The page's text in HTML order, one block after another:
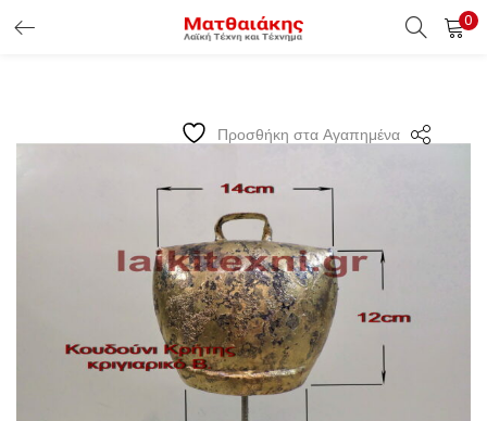
0
Προσθήκη στα Αγαπημένα
ΕΊΣΟΔΟΣ ΠΕΛΑΤΏΝ
Υπενθύμιση κωδικού
Είσοδος Πελατών
Χάσατε τον κωδικό σας ?